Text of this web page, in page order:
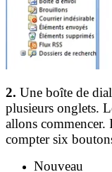
2. Une boîte de
plusieurs onglets.
allons commencer.
compter six
Nouveau